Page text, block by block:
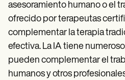
asesoramiento humano o el
ofrecido por terapeutas
complementar la terapia
efectiva. La IA tiene
pueden complementar el
humanos y otros